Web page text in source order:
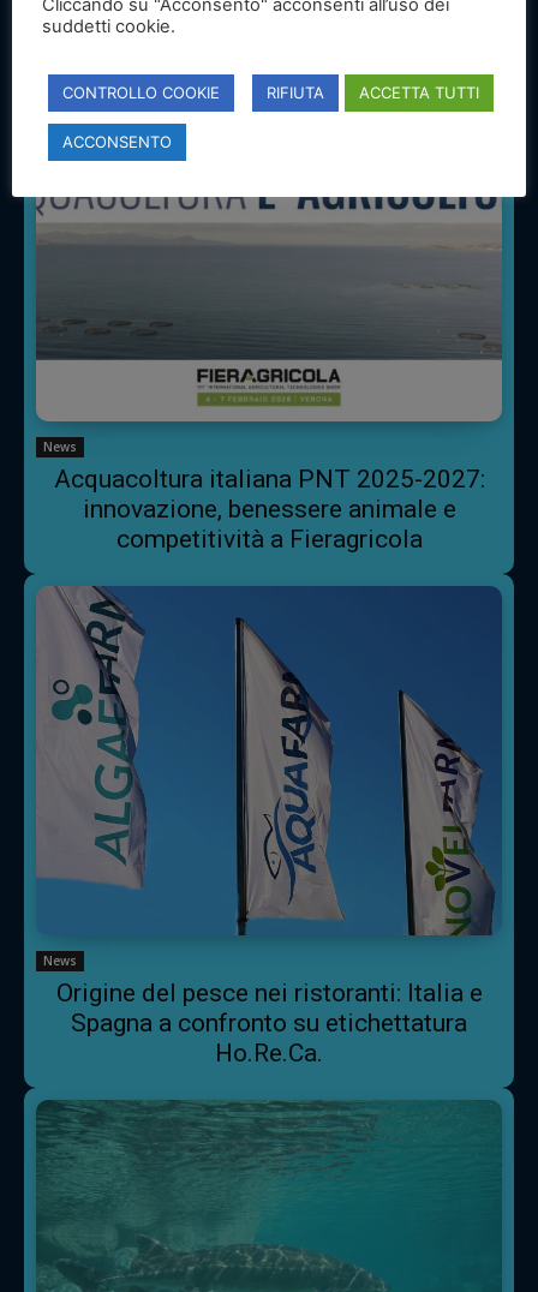
dell’acquacoltura italiana
News
Acquacoltura italiana PNT 2025-2027:
innovazione, benessere animale e
competitività a Fieragricola
News
Origine del pesce nei ristoranti: Italia e
Spagna a confronto su etichettatura
Ho.Re.Ca.
Cliccando su "Acconsento" acconsenti all’uso dei
suddetti cookie.
CONTROLLO COOKIE RIFIUTA ACCETTA TUTTI
ACCONSENTO